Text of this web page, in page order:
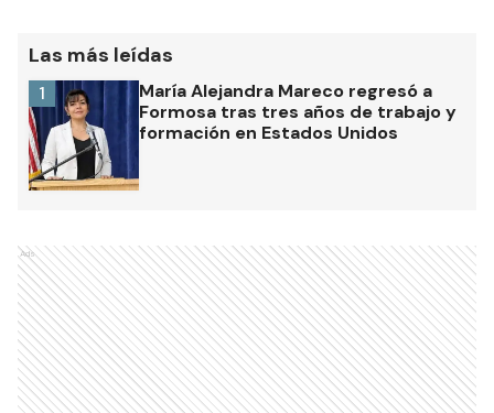
Las más leídas
María Alejandra Mareco regresó a
Formosa tras tres años de trabajo y
formación en Estados Unidos
1
Ads